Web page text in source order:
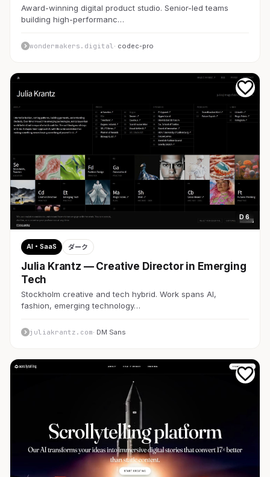
Award-winning digital product studio. Senior-led teams
building high-performanc…
wondermakers.digital · codec-pro
D 6
AI・SaaS ダーク
Julia Krantz — Creative Director in Emerging
Tech
Stockholm creative and tech hybrid. Work spans AI,
fashion, emerging technology…
juliakrantz.com· DM Sans